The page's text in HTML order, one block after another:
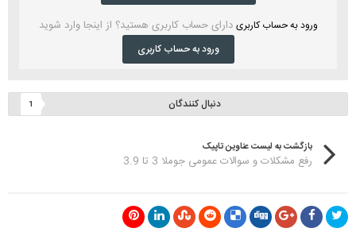
ورود به حساب کاربری دارای حساب کاربری هستید؟ از اینجا وارد شوید
ورود به حساب کاربری
دنبال کنندگان 1
بازگشت به لیست عناوین تاپیک
رفع مشکلات و سوالات عمومی جوملا 3 تا 3.9